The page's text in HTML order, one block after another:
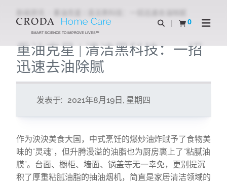
CONTENTSMART SCIENCE TO IMPROVE LIVES™
Open Search
0
查看购物车Open
重油克星 | 清洁黑科技：一招
迅速去油除腻
发表于: 2021年8月19日, 星期四
作为泱泱美食大国，中式烹饪的爆炒油炸赋予了食物美
味的“灵魂”，但升腾漫溢的油脂也为厨房裹上了“粘腻油
膜”。台面、橱柜、墙面、锅盖等无一幸免，更别提沉
积了厚重粘腻油脂的抽油烟机，简直是家居清洁领域的